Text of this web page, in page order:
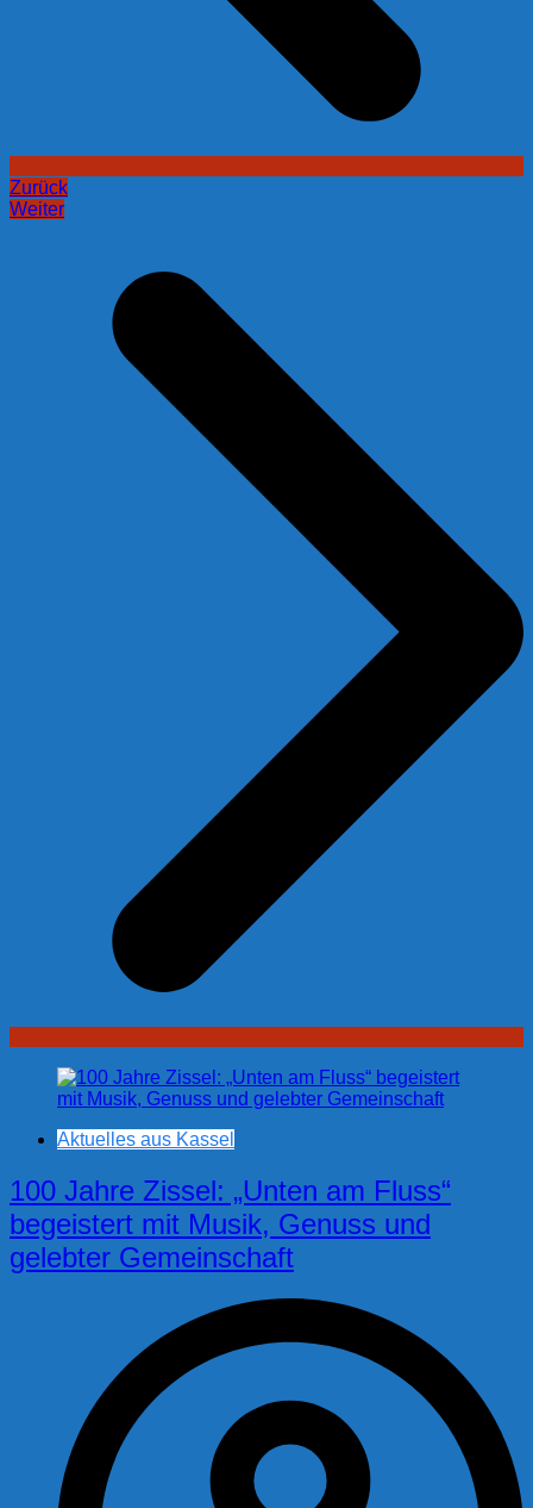
Zurück
Weiter
Aktuelles aus Kassel
100 Jahre Zissel: „Unten am Fluss“
begeistert mit Musik, Genuss und
gelebter Gemeinschaft